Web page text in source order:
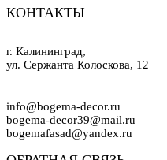
КОНТАКТЫ
г. Калининград,
ул. Сержанта Колоскова, 12
info@bogema-decor.ru
bogema-decor39@mail.ru
bogemafasad@yandex.ru